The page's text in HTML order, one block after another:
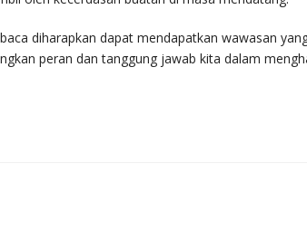
diharapkan dapat mendapatkan wawasan
peran dan tanggung jawab kita dalam